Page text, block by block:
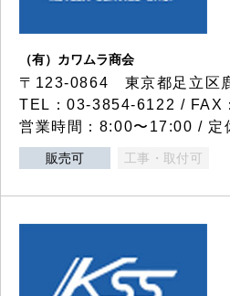
（有）カワムラ商会
〒123-0864 東京都足立区
TEL：03-3854-6122 / FAX
営業時間：8:00〜17:00 / 定
販売可 工事・取付可